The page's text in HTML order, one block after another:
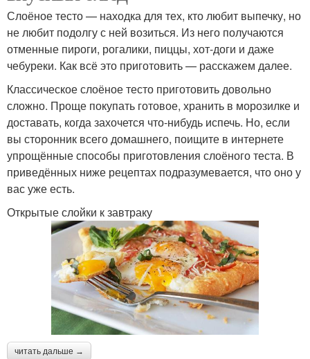
Слоёное тесто — находка для тех, кто любит выпечку, но
не любит подолгу с ней возиться. Из него получаются
отменные пироги, рогалики, пиццы, хот-доги и даже
чебуреки. Как всё это приготовить — расскажем далее.
Классическое слоёное тесто приготовить довольно
сложно. Проще покупать готовое, хранить в морозилке и
доставать, когда захочется что-нибудь испечь. Но, если
вы сторонник всего домашнего, поищите в интернете
упрощённые способы приготовления слоёного теста. В
приведённых ниже рецептах подразумевается, что оно у
вас уже есть.
Открытые слойки к завтраку
читать дальше →